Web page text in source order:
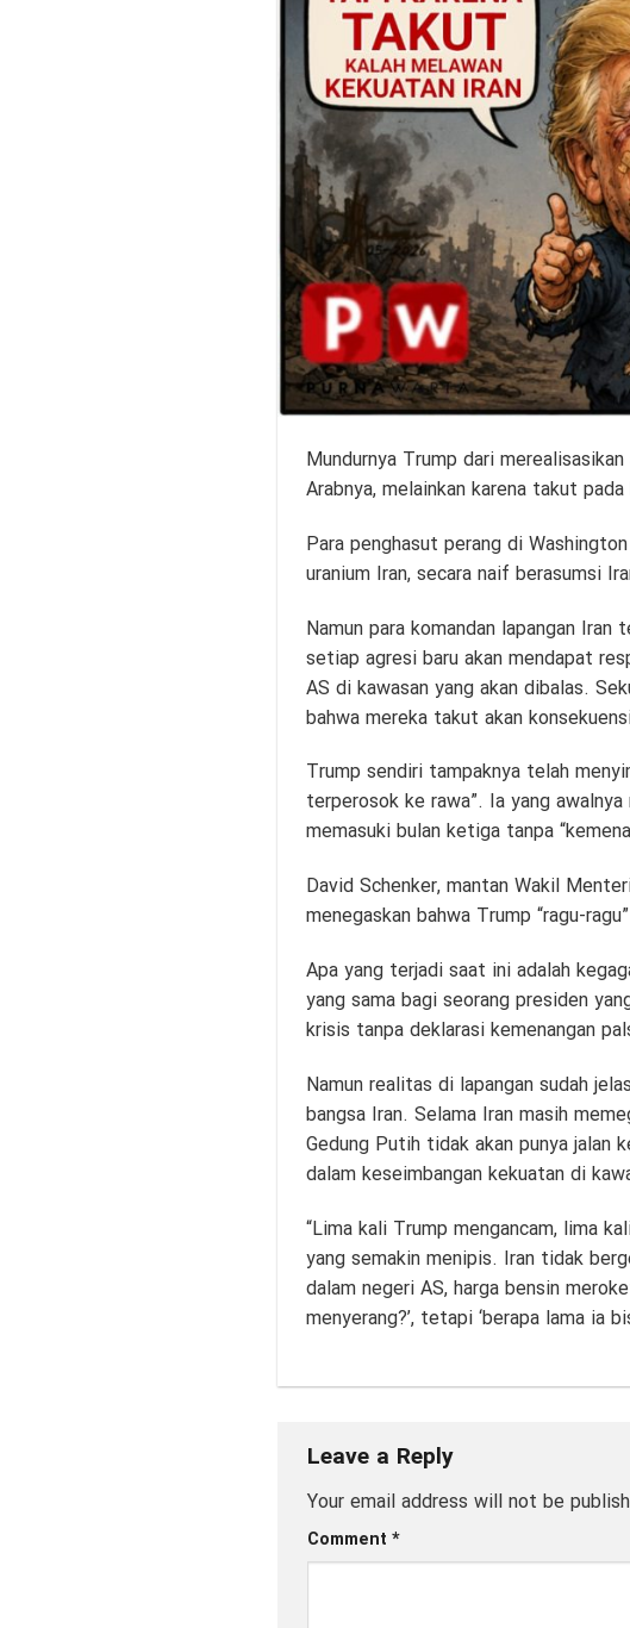
Mundurnya Trump dari
Arabnya, melainkan karena takut
Para penghasut perang di
uranium Iran, secara naif berasumsi
Namun para komandan lapangan
setiap agresi baru akan mendapat
AS di kawasan yang akan dibalas.
bahwa mereka takut akan
Trump sendiri tampaknya telah
terperosok ke rawa”. Ia yang
memasuki bulan ketiga tanpa
David Schenker, mantan Wakil
menegaskan bahwa Trump “ragu-
Apa yang terjadi saat ini adalah
yang sama bagi seorang presiden
krisis tanpa deklarasi kemenangan
Namun realitas di lapangan sudah
bangsa Iran. Selama Iran masih
Gedung Putih tidak akan punya jalan
dalam keseimbangan kekuatan di
“Lima kali Trump mengancam, lima
yang semakin menipis. Iran tidak
dalam negeri AS, harga bensin
menyerang?’, tetapi ‘berapa lama ia
Leave a Reply
Your email address will not be
Comment *